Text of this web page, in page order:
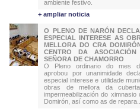
ambiente festivo.
+ ampliar noticia
O PLENO DE NARÓN
ESPECIAL INTERESE AS
MELLORA DO CRA
CENTRO DA ASOCIACIÓN
SEÑORA DE CHAMORRO
O Pleno ordinario do mes
aprobou por unanimidade
especial interese e utilidade
obras de mellora da
impermeabilización do ximnasio
Domirón, así como as de repara...